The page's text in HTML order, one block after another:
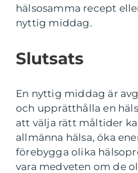
hälsosamma recept
nyttig middag.
Slutsats
En nyttig middag är
och upprätthålla en
att välja rätt måltider
allmänna hälsa, öka
förebygga olika
vara medveten om de